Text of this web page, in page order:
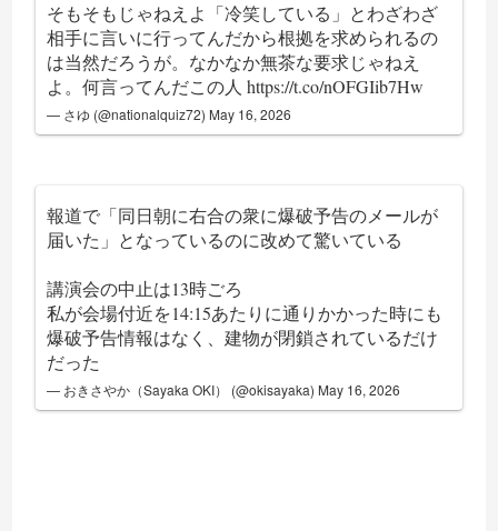
そもそもじゃねえよ「冷笑している」とわざわざ
相手に言いに行ってんだから根拠を求められるの
は当然だろうが。なかなか無茶な要求じゃねえ
よ。何言ってんだこの人https://t.co/nOFGIib7Hw
— さゆ (@nationalquiz72) May 16, 2026
報道で「同日朝に右合の衆に爆破予告のメールが
届いた」となっているのに改めて驚いている
講演会の中止は13時ごろ
私が会場付近を14:15あたりに通りかかった時にも
爆破予告情報はなく、建物が閉鎖されているだけ
だった
— おきさやか（Sayaka OKI） (@okisayaka) May 16, 2026